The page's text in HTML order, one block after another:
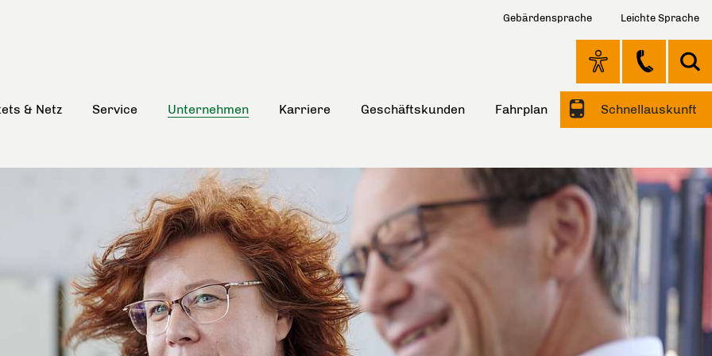
Gebärdensprache Leichte Sprache
& Netz Service Unternehmen Karriere Geschäftskunden Fahrplan Schnellauskunft